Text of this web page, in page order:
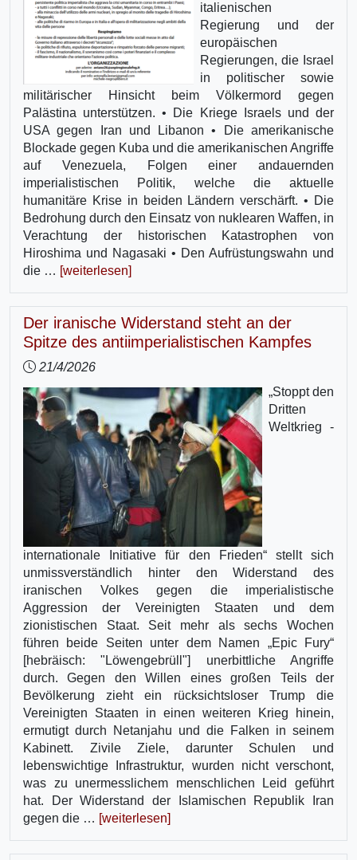
italienischen
Regierung und der
europäischen
Regierungen, die Israel
in politischer sowie
militärischer Hinsicht beim Völkermord gegen
Palästina unterstützen. • Die Kriege Israels und der
USA gegen Iran und Libanon • Die amerikanische
Blockade gegen Kuba und die amerikanischen Angriffe
auf Venezuela, Folgen einer andauernden
imperialistischen Politik, welche die aktuelle
humanitäre Krise in beiden Ländern verschärft. • Die
Bedrohung durch den Einsatz von nuklearen Waffen, in
Verachtung der historischen Katastrophen von
Hiroshima und Nagasaki • Den Aufrüstungswahn und
die … [weiterlesen]
Der iranische Widerstand steht an der
Spitze des antiimperialistischen Kampfes
21/4/2026
„Stoppt den
Dritten
Weltkrieg -
internationale Initiative für den Frieden“ stellt sich
unmissverständlich hinter den Widerstand des
iranischen Volkes gegen die imperialistische
Aggression der Vereinigten Staaten und dem
zionistischen Staat. Seit mehr als sechs Wochen
führen beide Seiten unter dem Namen „Epic Fury“
[hebräisch: "Löwengebrüll"] unerbittliche Angriffe
durch. Gegen den Willen eines großen Teils der
Bevölkerung zieht ein rücksichtsloser Trump die
Vereinigten Staaten in einen weiteren Krieg hinein,
ermutigt durch Netanjahu und die Falken in seinem
Kabinett. Zivile Ziele, darunter Schulen und
lebenswichtige Infrastruktur, wurden nicht verschont,
was zu unermesslichem menschlichen Leid geführt
hat. Der Widerstand der Islamischen Republik Iran
gegen die … [weiterlesen]